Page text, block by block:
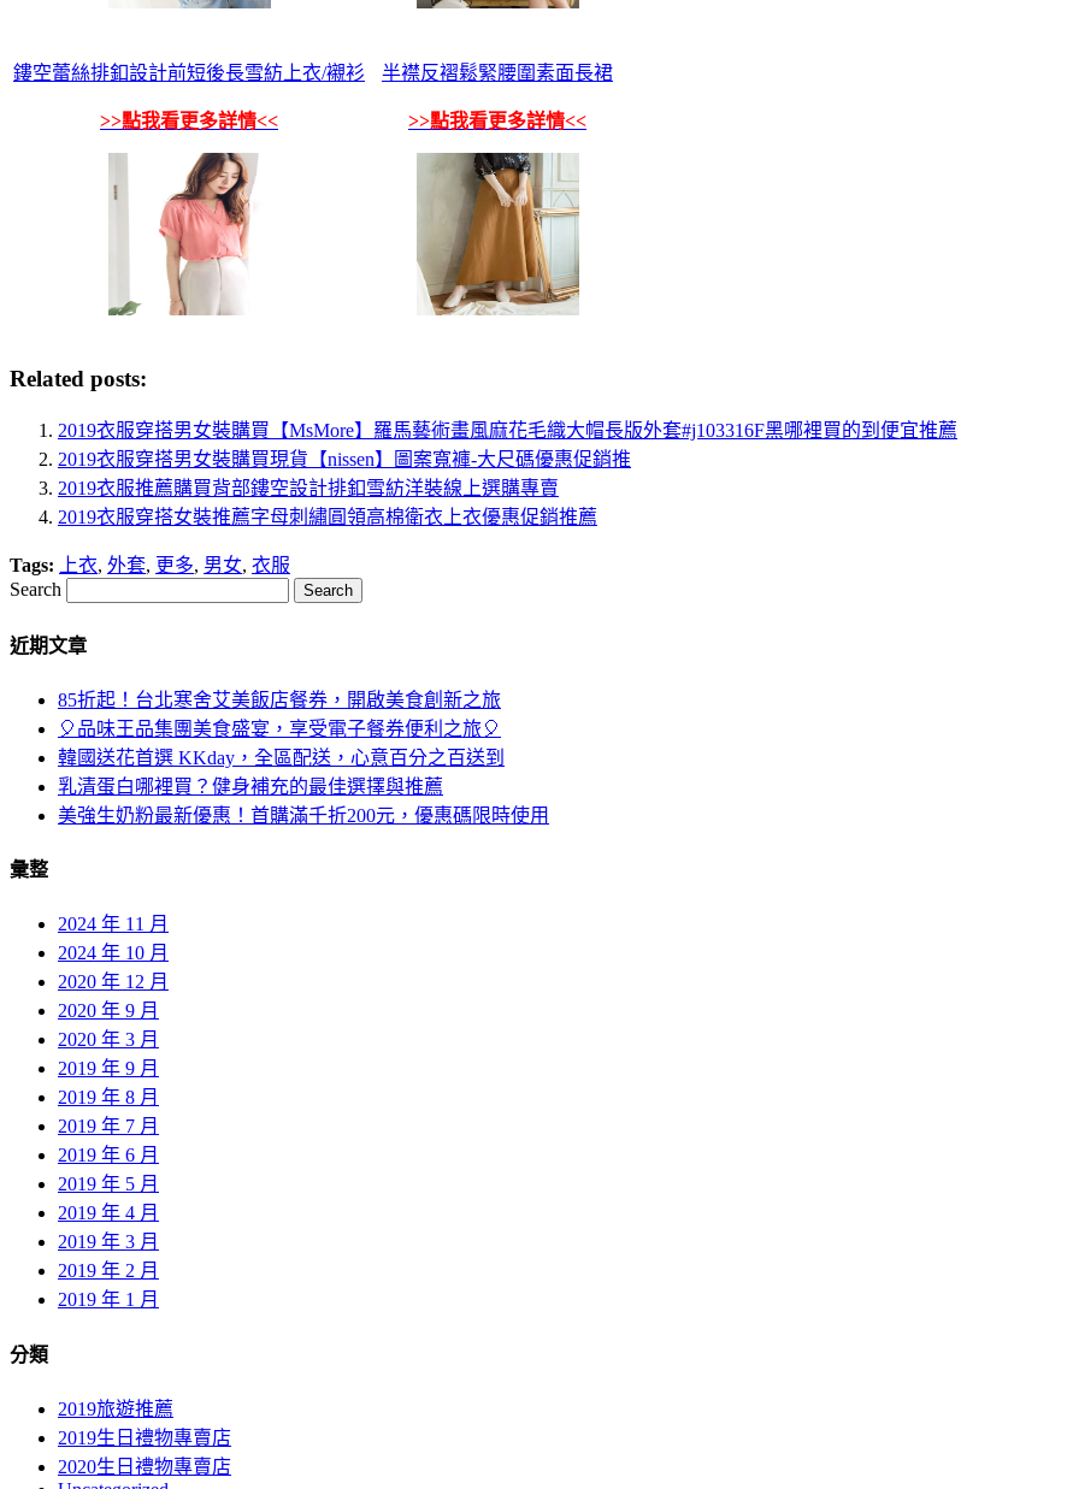
鏤空蕾絲排釦設計前短後長雪紡上衣/襯衫
>>點我看更多詳情<<
半襟反褶鬆緊腰圍素面長裙
>>點我看更多詳情<<
Related posts:
2019衣服穿搭男女裝購買【MsMore】羅馬藝術畫風麻花毛織大帽長版外套#j103316F黑哪裡買的到便宜推薦
2019衣服穿搭男女裝購買現貨【nissen】圖案寬褲-大尺碼優惠促銷推
2019衣服推薦購買背部鏤空設計排釦雪紡洋裝線上選購專賣
2019衣服穿搭女裝推薦字母刺繡圓領高棉衛衣上衣優惠促銷推薦
Tags: 上衣, 外套, 更多, 男女, 衣服
Search
近期文章
85折起！台北寒舍艾美飯店餐券，開啟美食創新之旅
🎈品味王品集團美食盛宴，享受電子餐券便利之旅🎈
韓國送花首選 KKday，全區配送，心意百分之百送到
乳清蛋白哪裡買？健身補充的最佳選擇與推薦
美強生奶粉最新優惠！首購滿千折200元，優惠碼限時使用
彙整
2024 年 11 月
2024 年 10 月
2020 年 12 月
2020 年 9 月
2020 年 3 月
2019 年 9 月
2019 年 8 月
2019 年 7 月
2019 年 6 月
2019 年 5 月
2019 年 4 月
2019 年 3 月
2019 年 2 月
2019 年 1 月
分類
2019旅遊推薦
2019生日禮物專賣店
2020生日禮物專賣店